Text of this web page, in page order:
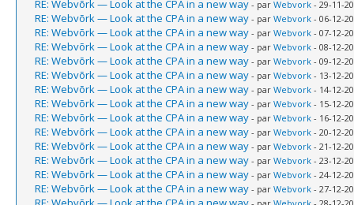
RE: Webvõrk — Look at the CPA in a new way - par Webvork - 29-11-
RE: Webvõrk — Look at the CPA in a new way - par Webvork - 06-12-
RE: Webvõrk — Look at the CPA in a new way - par Webvork - 07-12-
RE: Webvõrk — Look at the CPA in a new way - par Webvork - 08-12-
RE: Webvõrk — Look at the CPA in a new way - par Webvork - 09-12-
RE: Webvõrk — Look at the CPA in a new way - par Webvork - 13-12-
RE: Webvõrk — Look at the CPA in a new way - par Webvork - 14-12-
RE: Webvõrk — Look at the CPA in a new way - par Webvork - 15-12-
RE: Webvõrk — Look at the CPA in a new way - par Webvork - 16-12-
RE: Webvõrk — Look at the CPA in a new way - par Webvork - 20-12-
RE: Webvõrk — Look at the CPA in a new way - par Webvork - 21-12-
RE: Webvõrk — Look at the CPA in a new way - par Webvork - 23-12-
RE: Webvõrk — Look at the CPA in a new way - par Webvork - 24-12-
RE: Webvõrk — Look at the CPA in a new way - par Webvork - 27-12-